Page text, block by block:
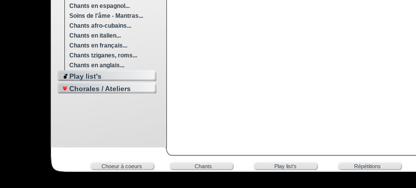
Chants en espagnol...
Soins de l'âme - Mantras...
Chants afro-cubains...
Chants en italien...
Chants en français...
Chants tziganes, roms...
Chants en anglais...
Play list's
Chorales / Ateliers
Choeur à coeurs Chants Play list's Répétitions